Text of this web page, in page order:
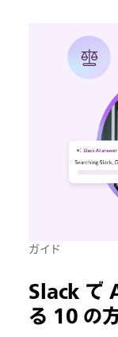
ガイド
Slack で
る 10 の